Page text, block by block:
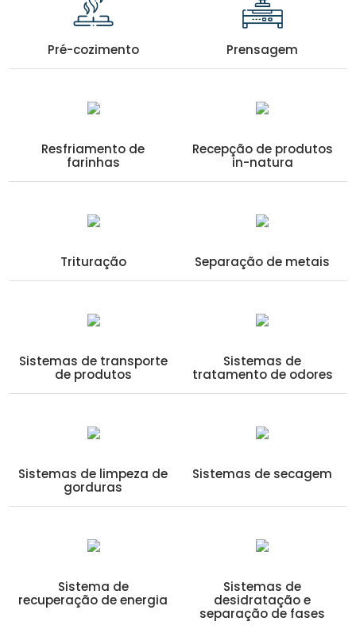
Pré-cozimento Prensagem
Resfriamento de
farinhas
Recepção de produtos
in-natura
Trituração Separação de metais
Sistemas de transporte
de produtos
Sistemas de
tratamento de odores
Sistemas de limpeza de
gorduras
Sistemas de secagem
Sistema de
recuperação de energia
Sistemas de
desidratação e
separação de fases